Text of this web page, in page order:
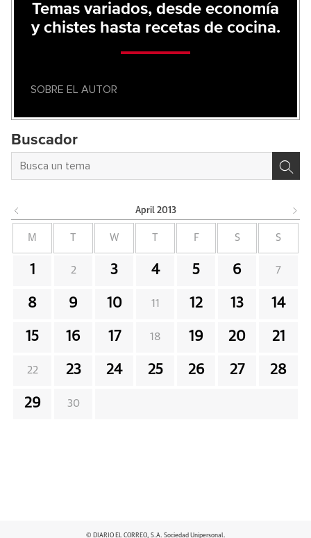
Temas variados, desde economía
y chistes hasta recetas de cocina.
SOBRE EL AUTOR
Buscador
April 2013
M W F S S
1 2 3 4 5 6 7
8 9 10 11 12 13 14
15 16 17 18 19 20 21
22 23 24 25 26 27 28
29 30
© DIARIO EL CORREO, S.A. Sociedad Unipersonal.